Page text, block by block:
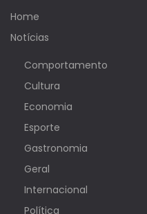
Home
Notícias
Comportamento
Cultura
Economia
Esporte
Gastronomia
Geral
Internacional
Política